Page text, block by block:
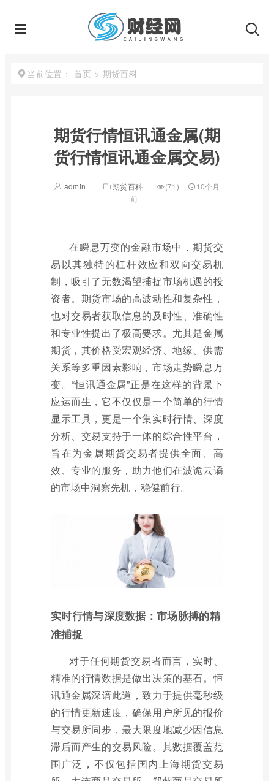
当前位置： 首页 > 期货百科
期货行情恒讯通金属(期
货行情恒讯通金属交易)
admin 期货百科 (71)
10个月
前
在瞬息万变的金融市场中，期货交
易以其独特的杠杆效应和双向交易机
制，吸引了无数渴望捕捉市场机遇的投
资者。期货市场的高波动性和复杂性，
也对交易者获取信息的及时性、准确性
和专业性提出了极高要求。尤其是金属
期货，其价格受宏观经济、地缘、供需
关系等多重因素影响，市场走势瞬息万
变。“恒讯通金属”正是在这样的背景下
应运而生，它不仅仅是一个简单的行情
显示工具，更是一个集实时行情、深度
分析、交易支持于一体的综合性平台，
旨在为金属期货交易者提供全面、高
效、专业的服务，助力他们在波诡云谲
的市场中洞察先机，稳健前行。
实时行情与深度数据：市场脉搏的精
准捕捉
对于任何期货交易者而言，实时、
精准的行情数据是做出决策的基石。恒
讯通金属深谙此道，致力于提供毫秒级
的行情更新速度，确保用户所见的报价
与交易所同步，最大限度地减少因信息
滞后而产生的交易风险。其数据覆盖范
围广泛，不仅包括国内上海期货交易